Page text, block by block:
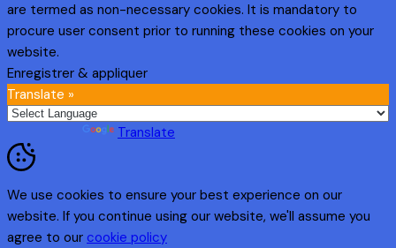
are termed as non-necessary cookies. It is mandatory to
procure user consent prior to running these cookies on your
website.
Enregistrer & appliquer
Translate »
Translate
We use cookies to ensure your best experience on our
website. If you continue using our website, we'll assume you
agree to our cookie policy